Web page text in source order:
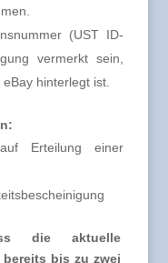
(UST ID-
vermerkt sein,
hinterlegt ist.
Erteilung einer
die aktuelle
bis zu zwei